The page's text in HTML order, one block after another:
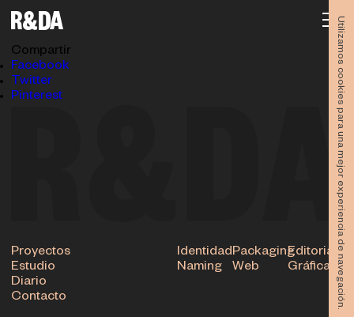
Utilizamos cookies para una mejor experiencia de navegación.
16.05.2018
Compartir
Facebook
Twitter
Pinterest
Proyectos
Estudio
Diario
Contacto
IdentidadPackagingEditorial
Naming
Web Gráfica